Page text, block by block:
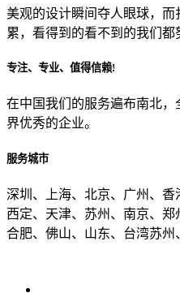
目前主要的营销渠道是？
美观的设计瞬间夺人眼球，
累，看得到的看不到的我们都
专注、专业、值得信赖!
在中国我们的服务遍布南北
界优秀的企业。
服务城市
深圳、上海、北京、广州、香
西定、天津、苏州、南京、郑
合肥、佛山、山东、台湾苏州